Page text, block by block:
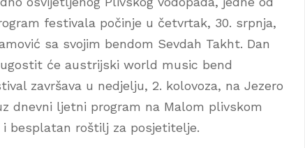
festivala počinje u četvrtak, 30. srpnja,
sa svojim bendom Sevdah Takht. Dan
će austrijski world music bend
završava u nedjelju, 2. kolovoza, na Jezero
dnevni ljetni program na Malom plivskom
besplatan roštilj za posjetitelje.